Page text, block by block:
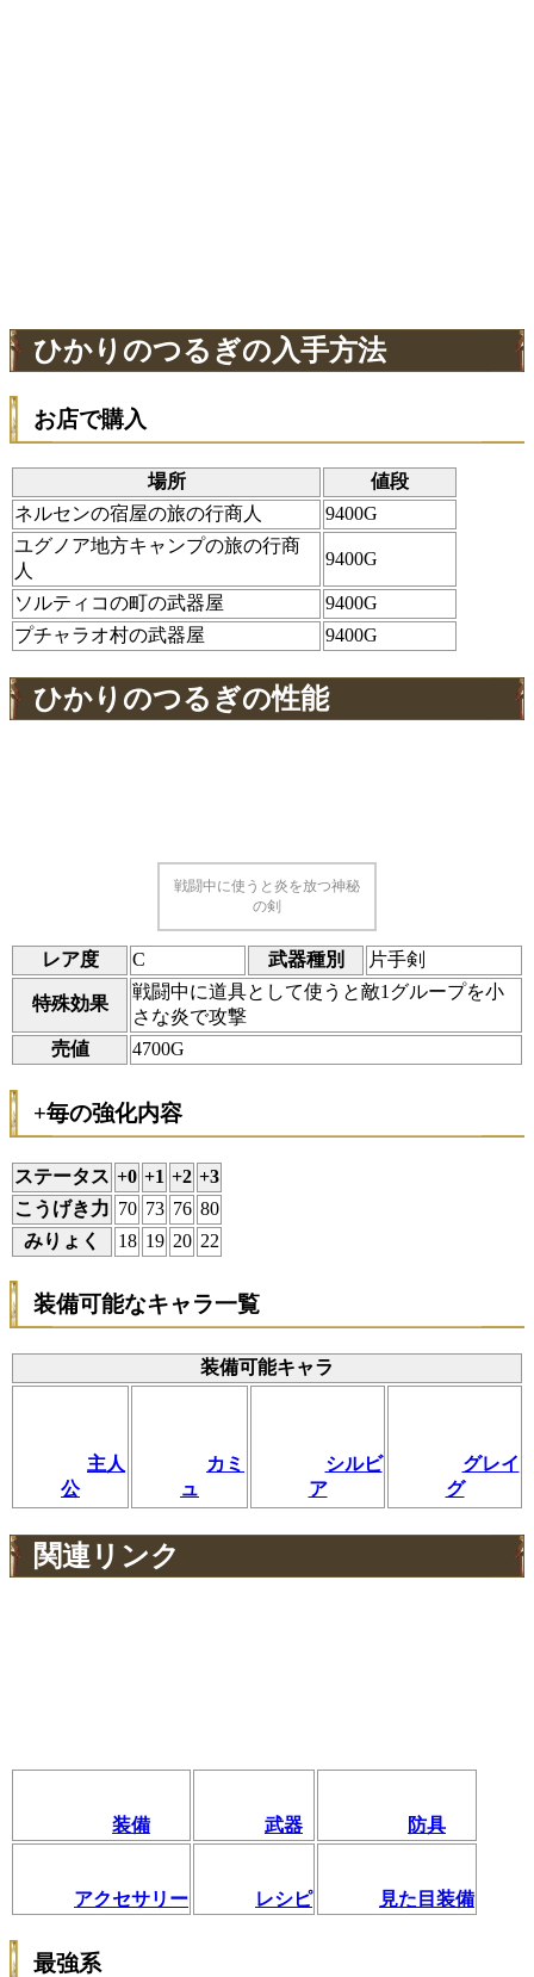
ひかりのつるぎの入手方法
お店で購入
場所
値段
ネルセンの宿屋の旅の行商人
9400G
ユグノア地方キャンプの旅の行商
人
9400G
ソルティコの町の武器屋
9400G
プチャラオ村の武器屋
9400G
ひかりのつるぎの性能
戦闘中に使うと炎を放つ神秘
の剣
レア度 C 武器種別 片手剣
特殊効果
戦闘中に道具として使うと敵1グループを小
さな炎で攻撃
売値
4700G
+毎の強化内容
ステータス +0 +1 +2 +3
こうげき力 70 73 76 80
みりょく
18 19 20 22
装備可能なキャラ一覧
装備可能キャラ
主人
公
カミ
ュ
シルビ
ア
グレイ
グ
関連リンク
装備 武器 防具
アクセサリー レシピ 見た目装備
最強系